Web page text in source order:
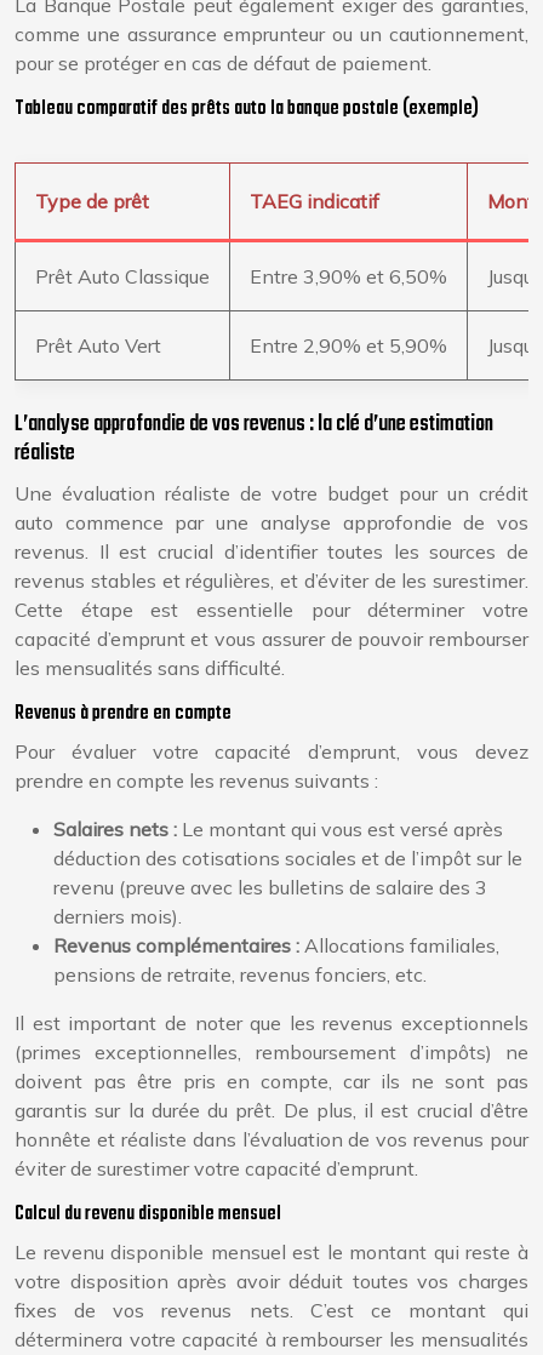
La Banque Postale peut également exiger des garanties,
comme une assurance emprunteur ou un cautionnement,
pour se protéger en cas de défaut de paiement.
Tableau comparatif des prêts auto la banque postale (exemple)
Type de prêt TAEG indicatif
Prêt Auto Classique Entre 3,90% et 6,50%
Prêt Auto Vert Entre 2,90% et 5,90%
L’analyse approfondie de vos revenus : la clé d’une estimation
réaliste
Une évaluation réaliste de votre budget pour un crédit
auto commence par une analyse approfondie de vos
revenus. Il est crucial d’identifier toutes les sources de
revenus stables et régulières, et d’éviter de les surestimer.
Cette étape est essentielle pour déterminer votre
capacité d’emprunt et vous assurer de pouvoir rembourser
les mensualités sans difficulté.
Revenus à prendre en compte
Pour évaluer votre capacité d’emprunt, vous devez
prendre en compte les revenus suivants :
Salaires nets : Le montant qui vous est versé après
déduction des cotisations sociales et de l’impôt sur le
revenu (preuve avec les bulletins de salaire des 3
derniers mois).
Revenus complémentaires : Allocations familiales,
pensions de retraite, revenus fonciers, etc.
Il est important de noter que les revenus exceptionnels
(primes exceptionnelles, remboursement d’impôts) ne
doivent pas être pris en compte, car ils ne sont pas
garantis sur la durée du prêt. De plus, il est crucial d’être
honnête et réaliste dans l’évaluation de vos revenus pour
éviter de surestimer votre capacité d’emprunt.
Calcul du revenu disponible mensuel
Le revenu disponible mensuel est le montant qui reste à
votre disposition après avoir déduit toutes vos charges
fixes de vos revenus nets. C’est ce montant qui
déterminera votre capacité à rembourser les mensualités